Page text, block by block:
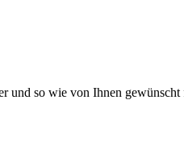
und so wie von Ihnen